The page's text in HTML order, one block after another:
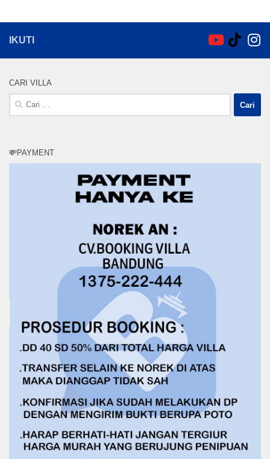
IKUTI
CARI VILLA
Cari
untuk:
💸PAYMENT